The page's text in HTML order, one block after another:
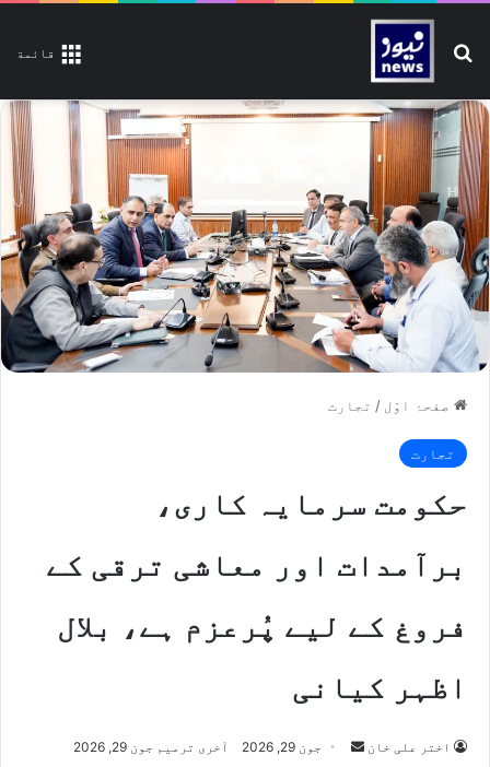
قائمة تلاش کیجیے
صفحۂ اوّل / تجارت
تجارت
حکومت سرمایہ کاری،
برآمدات اور معاشی ترقی کے
فروغ کے لیے پُرعزم ہے، بلال
اظہر کیانی
اختر علی خان
Send جون 29, 2026 آخری ترمیم جون 29, 2026